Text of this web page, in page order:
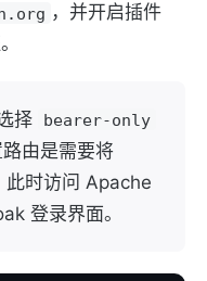
，并开启插件
择 bearer-only
路由是需要将
时访问 Apache
登录界面。